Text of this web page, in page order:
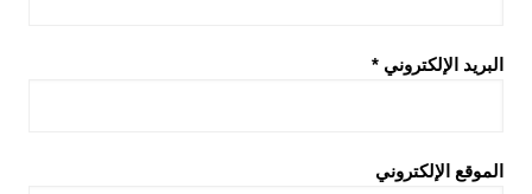
البريد الإلكتروني *
الموقع الإلكتروني